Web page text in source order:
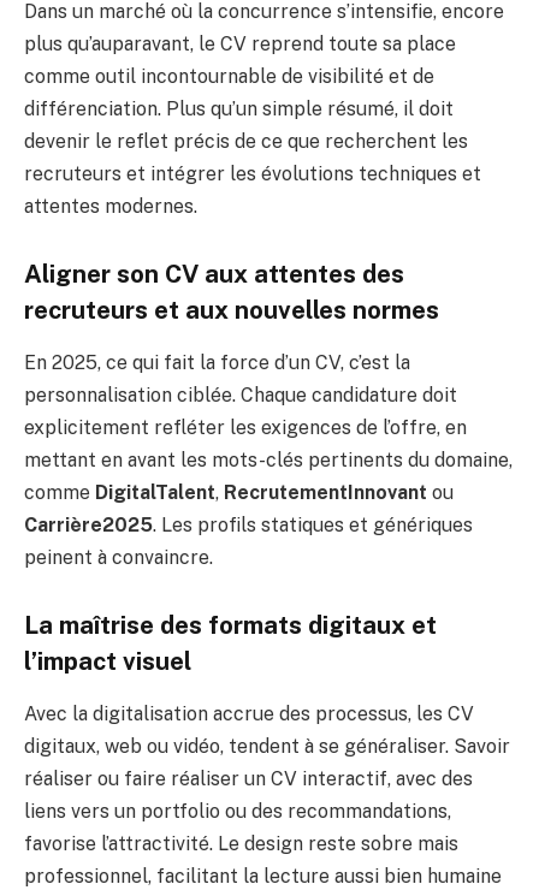
Dans un marché où la concurrence s’intensifie, encore
plus qu’auparavant, le CV reprend toute sa place
comme outil incontournable de visibilité et de
différenciation. Plus qu’un simple résumé, il doit
devenir le reflet précis de ce que recherchent les
recruteurs et intégrer les évolutions techniques et
attentes modernes.
Aligner son CV aux attentes des
recruteurs et aux nouvelles normes
En 2025, ce qui fait la force d’un CV, c’est la
personnalisation ciblée. Chaque candidature doit
explicitement refléter les exigences de l’offre, en
mettant en avant les mots-clés pertinents du domaine,
comme DigitalTalent, RecrutementInnovant ou
Carrière2025. Les profils statiques et génériques
peinent à convaincre.
La maîtrise des formats digitaux et
l’impact visuel
Avec la digitalisation accrue des processus, les CV
digitaux, web ou vidéo, tendent à se généraliser. Savoir
réaliser ou faire réaliser un CV interactif, avec des
liens vers un portfolio ou des recommandations,
favorise l’attractivité. Le design reste sobre mais
professionnel, facilitant la lecture aussi bien humaine